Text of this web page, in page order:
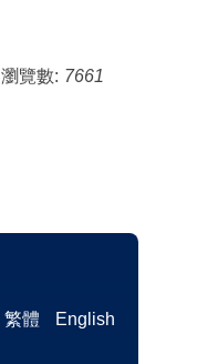
瀏覽數: 7661
繁體
English